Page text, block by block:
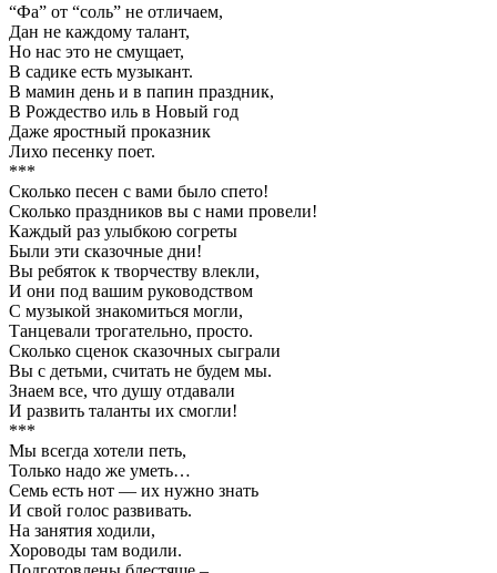
“Фа” от “соль” не отличаем,
Дан не каждому талант,
Но нас это не смущает,
В садике есть музыкант.
В мамин день и в папин праздник,
В Рождество иль в Новый год
Даже яростный проказник
Лихо песенку поет.
***
Сколько песен с вами было спето!
Сколько праздников вы с нами провели!
Каждый раз улыбкою согреты
Были эти сказочные дни!
Вы ребяток к творчеству влекли,
И они под вашим руководством
С музыкой знакомиться могли,
Танцевали трогательно, просто.
Сколько сценок сказочных сыграли
Вы с детьми, считать не будем мы.
Знаем все, что душу отдавали
И развить таланты их смогли!
***
Мы всегда хотели петь,
Только надо же уметь…
Семь есть нот — их нужно знать
И свой голос развивать.
На занятия ходили,
Хороводы там водили.